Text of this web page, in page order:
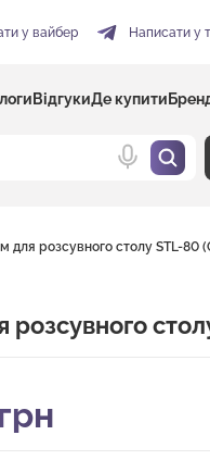
у вайбер Написати у
ВідгукиДе купити
для розсувного столу STL-80
розсувного
грн